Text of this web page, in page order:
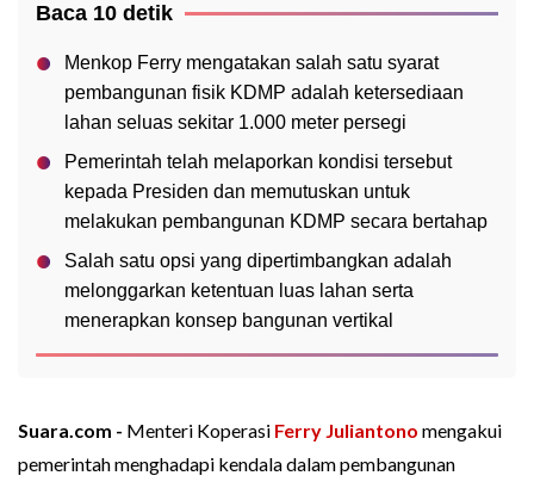
Baca 10 detik
Menkop Ferry mengatakan salah satu syarat
pembangunan fisik KDMP adalah ketersediaan
lahan seluas sekitar 1.000 meter persegi
Pemerintah telah melaporkan kondisi tersebut
kepada Presiden dan memutuskan untuk
melakukan pembangunan KDMP secara bertahap
Salah satu opsi yang dipertimbangkan adalah
melonggarkan ketentuan luas lahan serta
menerapkan konsep bangunan vertikal
Suara.com - Menteri Koperasi Ferry Juliantono mengakui
pemerintah menghadapi kendala dalam pembangunan